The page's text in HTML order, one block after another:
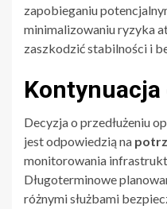
zapobieganiu
minimalizowaniu ryzyka
zaszkodzić stabilności i
Kontynuacja
Decyzja o przedłużeniu
jest odpowiedzią na
monitorowania
Długoterminowe
różnymi służbami